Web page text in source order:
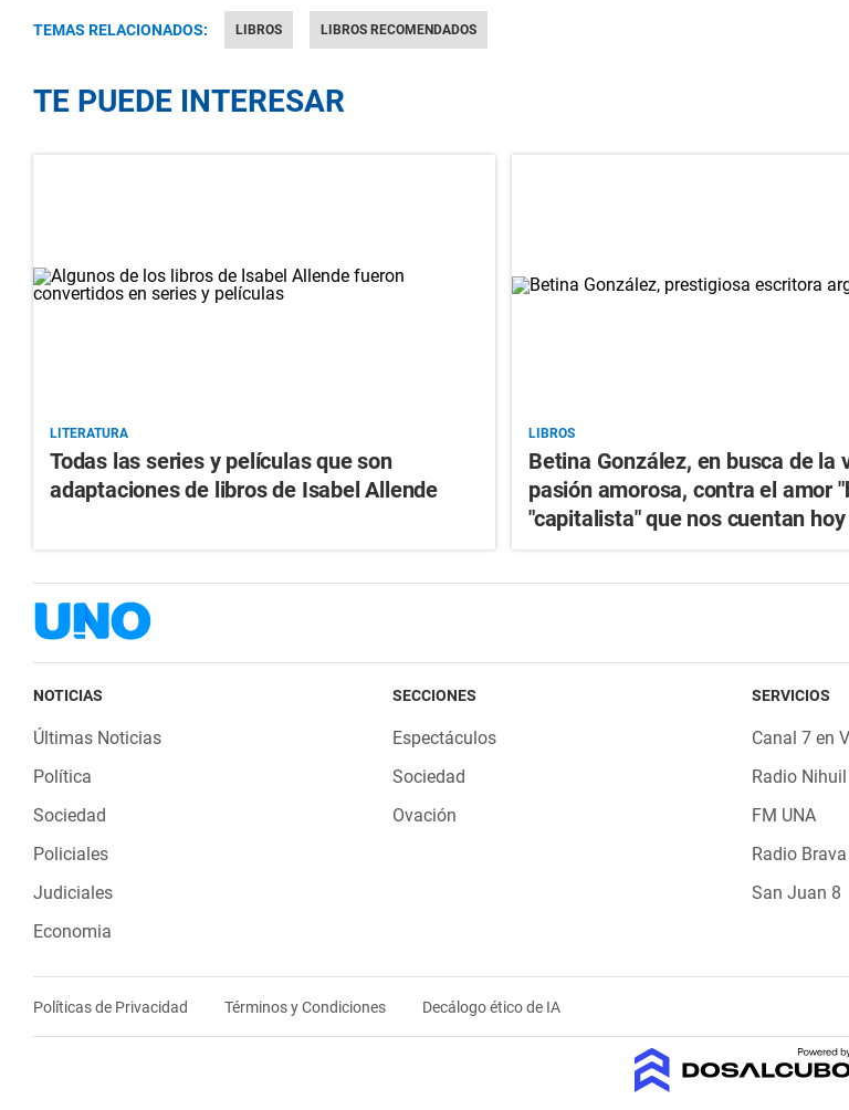
TEMAS RELACIONADOS: LIBROS LIBROS RECOMENDADOS
TE PUEDE INTERESAR
LITERATURA
Todas las series y películas que son
adaptaciones de libros de Isabel Allende
LIBROS
Betina González, en busca de la
pasión amorosa, contra el amor
"capitalista" que nos cuentan
NOTICIAS
Últimas Noticias
Política
Sociedad
Policiales
Judiciales
Economia
SECCIONES
Espectáculos
Sociedad
Ovación
SERVICIOS
Canal 7 en
Radio Nihuil
FM UNA
Radio Brava
San Juan 8
Políticas de Privacidad Términos y Condiciones Decálogo ético de IA